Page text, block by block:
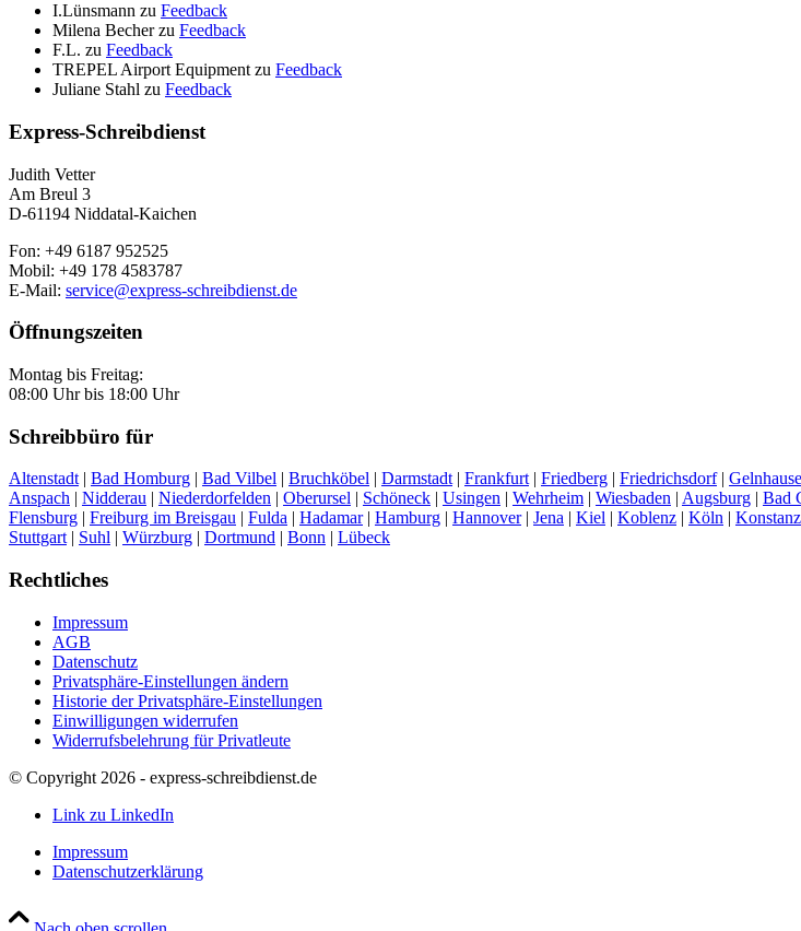
I.Lünsmann zu Feedback
Milena Becherzu Feedback
F.L. zu Feedback
TREPEL Airport Equipment zu Feedback
Juliane Stahl zu Feedback
Express-Schreibdienst
Judith Vetter
Am Breul 3
D-61194 Niddatal-Kaichen
Fon: +49 6187 952525
Mobil: +49 178 4583787
E-Mail: service@express-schreibdienst.de
Öffnungszeiten
Montag bis Freitag:
08:00 Uhr bis 18:00 Uhr
Schreibbüro für
Altenstadt | Bad Homburg | Bad Vilbel | Bruchköbel | Darmstadt | Frankfurt | Friedberg | Friedrichsdorf|
Anspach | Nidderau | Niederdorfelden | Oberursel | Schöneck | Usingen | Wehrheim | Wiesbaden | Augsburg | Bad
Flensburg | Freiburg im Breisgau | Fulda | Hadamar| Hamburg | Hannover| Jena | Kiel | Koblenz | Köln | Konstanz
Stuttgart | Suhl | Würzburg | Dortmund | Bonn | Lübeck
Rechtliches
Impressum
AGB
Datenschutz
Privatsphäre-Einstellungen ändern
Historie der Privatsphäre-Einstellungen
Einwilligungen widerrufen
Widerrufsbelehrung für Privatleute
© Copyright 2026 - express-schreibdienst.de
Link zu LinkedIn
Impressum
Datenschutzerklärung